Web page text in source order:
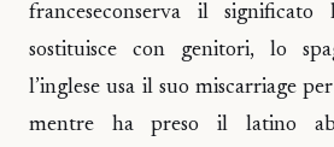
franceseconserva il
sostituisce con genitori, lo
l’inglese usa il suo miscarriage
mentre ha preso il latino